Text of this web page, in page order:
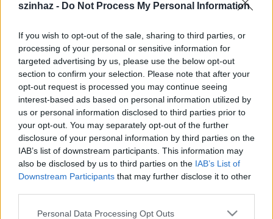
szinhaz - Do Not Process My Personal Information
If you wish to opt-out of the sale, sharing to third parties, or
processing of your personal or sensitive information for
targeted advertising by us, please use the below opt-out
section to confirm your selection. Please note that after your
opt-out request is processed you may continue seeing
interest-based ads based on personal information utilized by
us or personal information disclosed to third parties prior to
your opt-out. You may separately opt-out of the further
disclosure of your personal information by third parties on the
IAB’s list of downstream participants. This information may
also be disclosed by us to third parties on the IAB’s List of
Downstream Participants that may further disclose it to other
Please note that this website/app uses one or more Google
Personal Data Processing Opt Outs
A NemzetiSzínházigazgatója a Berlinben
történtekről így nyilatkozott: "A független szcéna
képviselői mellé mutatóba meghívtak engem is, de
nem akarták meghallani az érveimet, a
gondolataimat. Eleve eldöntött a megítélésünk, és
semmilyen formában nem akarnak minket